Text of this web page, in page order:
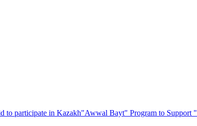
" inviting poets and writers from around the world to participate in Kazakh
"Awwal Bayt" Program to Support